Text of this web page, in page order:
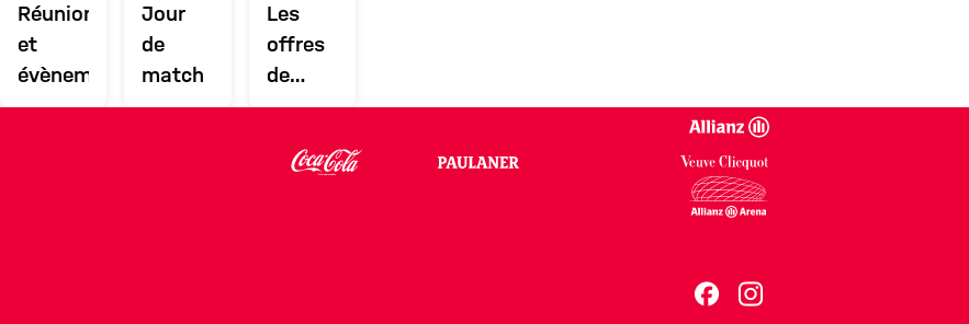
Réunions
et
évènements
Jour
de
match
Les
offres
de
l'Arena